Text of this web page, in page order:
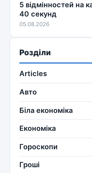
5 відмінностей на
40 секунд
05.08.2026
Розділи
Articles
Авто
Біла економіка
Економіка
Гороскопи
Гроші